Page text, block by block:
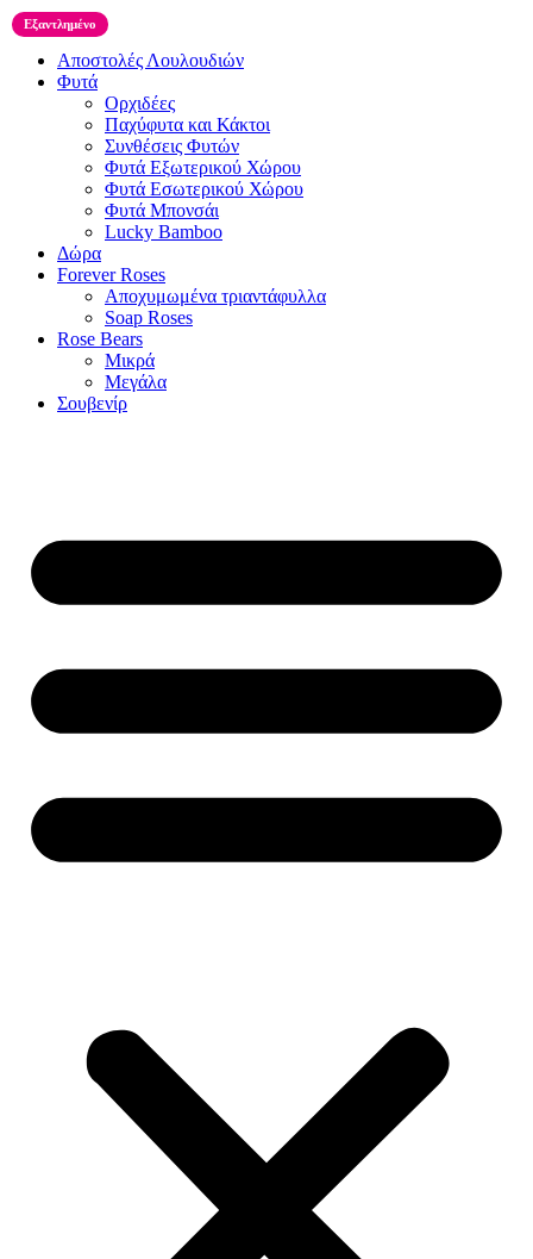
Αποστολές Λουλουδιών
Φυτά
Ορχιδέες
Παχύφυτα και Κάκτοι
Συνθέσεις Φυτών
Φυτά Εξωτερικού Χώρου
Φυτά Εσωτερικού Χώρου
Φυτά Μπονσάι
Lucky Bamboo
Δώρα
Forever Roses
Αποχυμωμένα τριαντάφυλλα
Soap Roses
Rose Βears
Μικρά
Μεγάλα
Σουβενίρ
Εξαντλημένο